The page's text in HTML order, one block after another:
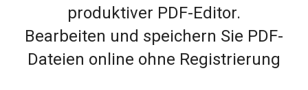
produktiver PDF-Editor.
Bearbeiten und speichern Sie PDF-
Dateien online ohne Registrierung